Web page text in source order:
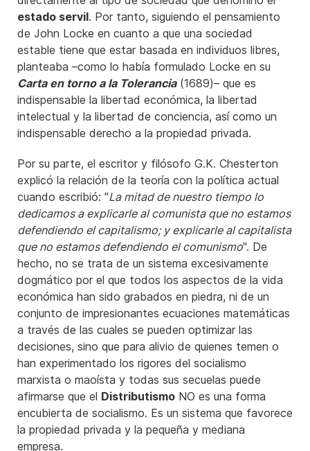
estado servil. Por tanto, siguiendo el pensamiento
de John Locke en cuanto a que una sociedad
estable tiene que estar basada en individuos libres,
planteaba –como lo había formulado Locke en su
Carta en torno a la Tolerancia(1689)– que es
indispensable la libertad económica, la libertad
intelectual y la libertad de conciencia, así como un
indispensable derecho a la propiedad privada.
Por su parte, el escritor y filósofo G.K. Chesterton
explicó la relación de la teoría con la política actual
cuando escribió: "La mitad de nuestro tiempo lo
dedicamos a explicarle al comunista que no estamos
defendiendo el capitalismo; y explicarle al capitalista
que no estamos defendiendo el comunismo". De
hecho, no se trata de un sistema excesivamente
dogmático por el que todos los aspectos de la vida
económica han sido grabados en piedra, ni de un
conjunto de impresionantes ecuaciones matemáticas
a través de las cuales se pueden optimizar las
decisiones, sino que para alivio de quienes temen o
han experimentado los rigores del socialismo
marxista o maoísta y todas sus secuelas puede
afirmarse que el Distributismo NO es una forma
encubierta de socialismo. Es un sistema que favorece
la propiedad privada y la pequeña y mediana
empresa.